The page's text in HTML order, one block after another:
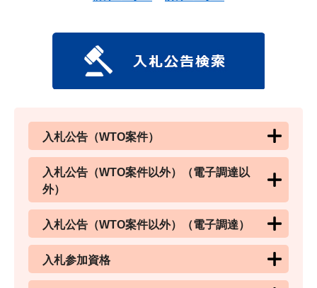
入札公告（WTO案件）
入札公告（WTO案件以外）（電子調達以
外）
入札公告（WTO案件以外）（電子調達）
入札参加資格